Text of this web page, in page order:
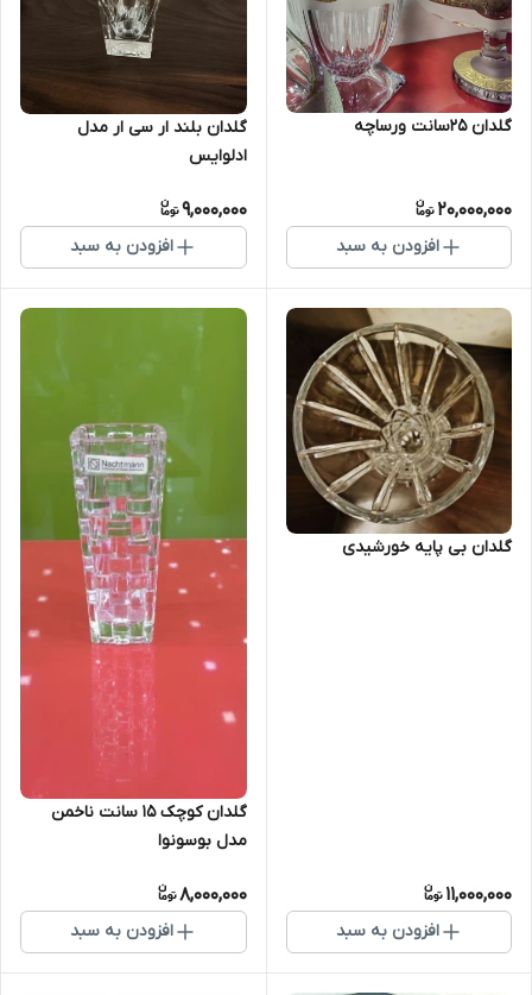
گلدان 25سانت ورساچه
20,000,000
افزودن به سبد
گلدان بلند ار سی ار مدل
ادلوایس
9,000,000
افزودن به سبد
گلدان بی پایه خورشیدی
11,000,000
افزودن به سبد
گلدان کوچک ۱۵ سانت ناخمن
مدل بوسونوا
8,000,000
افزودن به سبد